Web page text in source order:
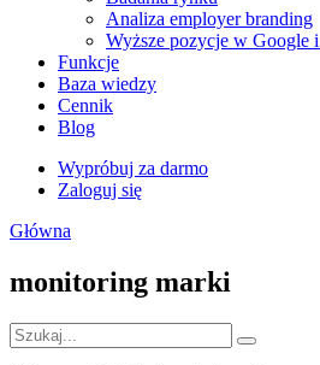
Analiza employer branding
Wyższe pozycje w Google
Funkcje
Baza wiedzy
Cennik
Blog
Wypróbuj za darmo
Zaloguj się
Główna
monitoring marki